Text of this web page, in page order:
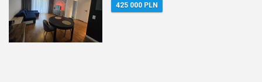
425 000 PLN